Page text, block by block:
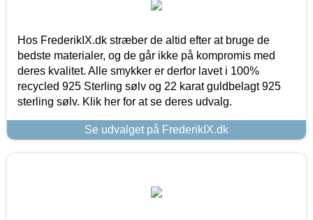
Hos FrederikIX.dk stræber de altid efter at bruge de
bedste materialer, og de går ikke på kompromis med
deres kvalitet. Alle smykker er derfor lavet i 100%
recycled 925 Sterling sølv og 22 karat guldbelagt 925
sterling sølv. Klik her for at se deres udvalg.
Se udvalget på FrederikIX.dk